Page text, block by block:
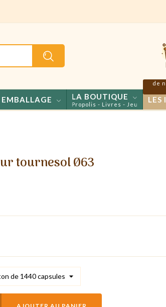
EMBALLAGE LA BOUTIQUE
- Confiseries - Propolis - Livres - Jeux
LES
de
tournesol Ø63